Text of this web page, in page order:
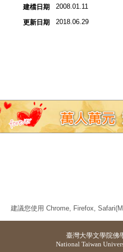
建檔日期 2008.01.11
更新日期 2018.06.29
建議您使用 Chrome, Firefox,
臺灣大學文學院佛
National Taiwan